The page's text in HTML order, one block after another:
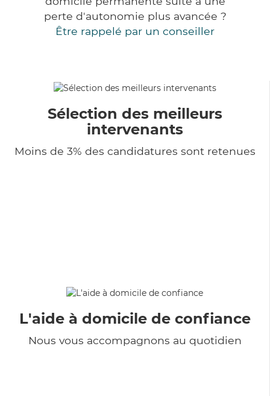
perte d'autonomie plus avancée ?
Être rappelé par un conseiller
Sélection des meilleurs
intervenants
Moins de 3% des candidatures sont retenues
L'aide à domicile de confiance
Nous vous accompagnons au quotidien